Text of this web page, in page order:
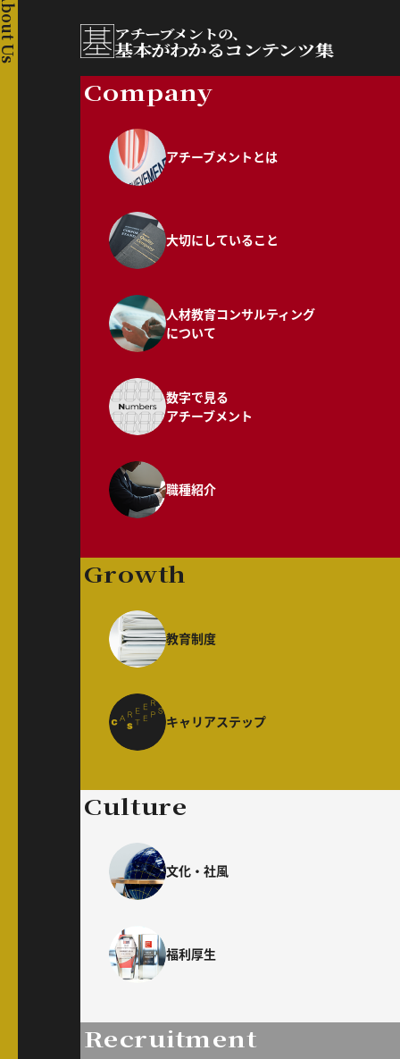
Us アチーブメントの、
基本がわかるコンテンツ集
Company
アチーブメントとは
大切にしていること
人材教育コンサルティング
について
数字で見る
アチーブメント
職種紹介
Growth
教育制度
キャリアステップ
Culture
文化・社風
福利厚生
Recruitment